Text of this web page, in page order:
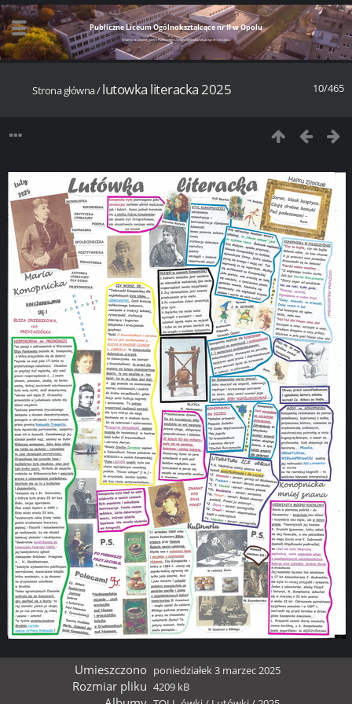
Publiczne Liceum Ogólnokształcące nr II w Opolu
Witamy w szkolnej galerii Publicznego Liceum Ogólnokształcącego nr II w Opolu
10/465
Strona główna/lutowka literacka 2025
Umieszczono poniedziałek 3 marzec 2025
Rozmiar pliku 4209 kB